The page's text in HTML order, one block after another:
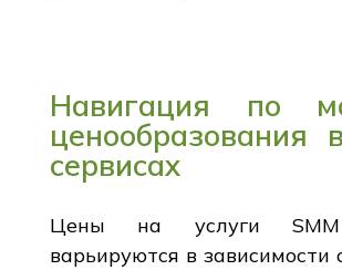
Навигация по
ценообразования
сервисах
Цены на услуги
варьируются в зависимости